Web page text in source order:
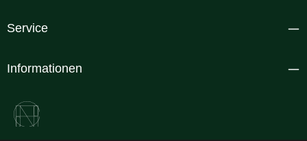
Service
Informationen